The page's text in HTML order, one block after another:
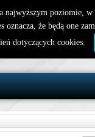
koszyku jest 0 produktów(y)
najwyższym poziomie,
że będą one
dotyczących cookies.